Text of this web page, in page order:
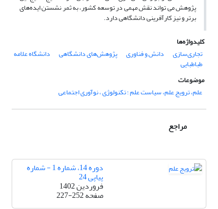
پژوهش می تواند نقش مهمی در توسعه کشور، به ثمر نشستن ایده‌های
برتر و نیز کارآفرینی دانشگاهی دارد.
کلیدواژه‌ها
تجاری‌سازی
دانش و فناوری پژوهش‌های دانشگاهی دانشگاه علامه
طباطبایی
موضوعات
علم، ترویج علم، سیاست علم ؛ تکنولوژی ، نوآوری اجتماعی
مراجع
دوره 14، شماره 1 - شماره
پیاپی 24
فروردین 1402
صفحه227-252